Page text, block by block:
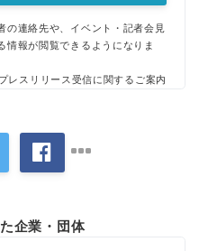
の連絡先や、イベント・記者会見
情報が閲覧できるようになりま
プレスリリース受信に関するご案内
企業・団体